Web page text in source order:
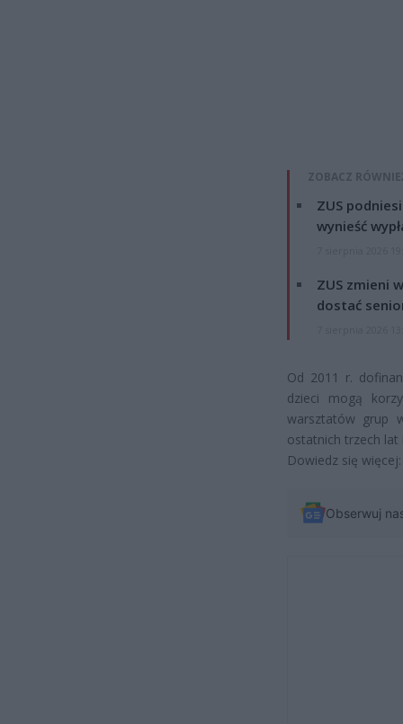
ZOBACZ
ZUS
wynieść
ZUS zmieni
dostać
Od 2011 r.
dzieci mogą
warsztatów grup
ostatnich trzech lat
Dowiedz się
Obserwuj